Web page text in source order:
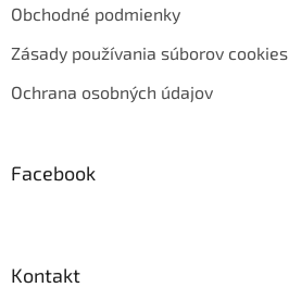
Obchodné podmienky
Zásady používania súborov cookies
Ochrana osobných údajov
Facebook
Kontakt